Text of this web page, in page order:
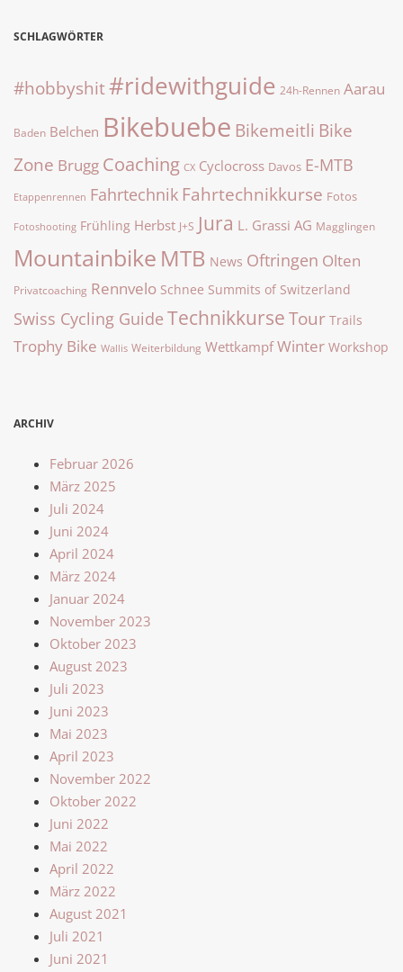
SCHLAGWÖRTER
#hobbyshit#ridewithguide 24h-Rennen Aarau
Baden Belchen Bikebuebe Bikemeitli Bike
Zone Brugg Coaching CX Cyclocross Davos E-MTB
Etappenrennen Fahrtechnik Fahrtechnikkurse Fotos
Fotoshooting Frühling Herbst J+S Jura L. Grassi AG Magglingen
Mountainbike MTB News Oftringen Olten
Privatcoaching Rennvelo Schnee Summits of Switzerland
Swiss Cycling Guide TechnikkurseTour Trails
Trophy Bike Wallis Weiterbildung Wettkampf Winter Workshop
ARCHIV
Februar 2026
März 2025
Juli 2024
Juni 2024
April 2024
März 2024
Januar 2024
November 2023
Oktober 2023
August 2023
Juli 2023
Juni 2023
Mai 2023
April 2023
November 2022
Oktober 2022
Juni 2022
Mai 2022
April 2022
März 2022
August 2021
Juli 2021
Juni 2021